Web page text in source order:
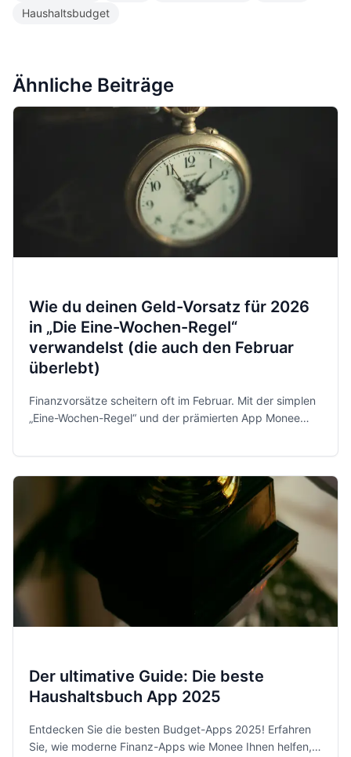
Haushaltsbudget
Ähnliche Beiträge
Wie du deinen Geld-Vorsatz für 2026
in „Die Eine-Wochen-Regel“
verwandelst (die auch den Februar
überlebt)
Finanzvorsätze scheitern oft im Februar. Mit der simplen
„Eine-Wochen-Regel“ und der prämierten App Monee
Der ultimative Guide: Die beste
Haushaltsbuch App 2025
Entdecken Sie die besten Budget-Apps 2025! Erfahren
Sie, wie moderne Finanz-Apps wie Monee Ihnen helfen,